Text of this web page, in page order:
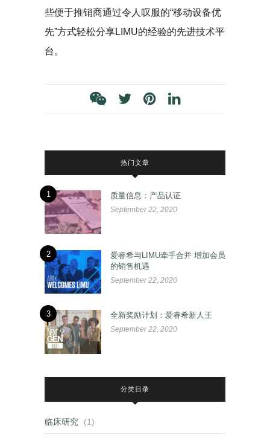
些便于推销商通过令人叹服的“移动设备优
先”方式轻松分享LIMU的经验的先进技术平
台。
热门文章
1 质量信息：产品认证
September 22, 2020
2
爱睿希与LIMU牵手合并 增加会员
的销售机遇
September 22, 2020
3 全新奖励计划：爱睿希新人王
September 22, 2020
分类目录
临床研究 (1)